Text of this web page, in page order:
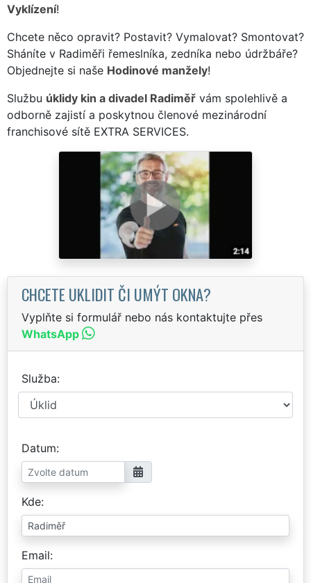
Vyklízení!
Chcete něco opravit? Postavit? Vymalovat? Smontovat?
Sháníte v Radiměři řemeslníka, zedníka nebo údržbáře?
Objednejte si naše Hodinové manžely!
Službu úklidy kin a divadel Radiměř vám spolehlivě a
odborně zajistí a poskytnou členové mezinárodní
franchisové sítě EXTRA SERVICES.
CHCETE UKLIDIT ČI UMÝT OKNA?
Vyplňte si formulář nebo nás kontaktujte přes
WhatsApp
Služba
Datum
Kde
Email